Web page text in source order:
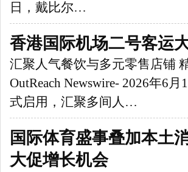
日，戴比尔…
香港国际机场二号客运
汇聚人气餐饮与多元零售店铺
OutReach Newswire- 2026年6
式启用，汇聚多间人…
国际体育盛事叠加本土
大促增长机会